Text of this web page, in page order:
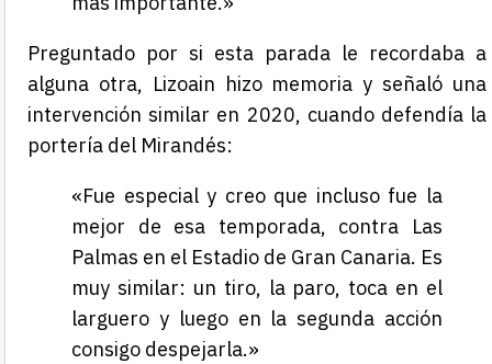
Preguntado por si esta parada le recordaba a
alguna otra, Lizoain hizo memoria y señaló una
intervención similar en 2020, cuando defendía la
portería del Mirandés:
«Fue especial y creo que incluso fue la
mejor de esa temporada, contra Las
Palmas en el Estadio de Gran Canaria. Es
muy similar: un tiro, la paro, toca en el
larguero y luego en la segunda acción
consigo despejarla.»